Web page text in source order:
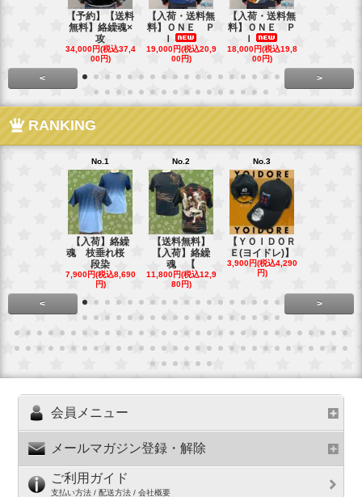
【予約】【送料
無料】絡繰魂×
攻
34,000円(税込37,4
00円)
【入荷・送料無
料】ＯＮＥ Ｐ
Ｉ
19,000円(税込20,9
00円)
【入荷・送料無
料】ＯＮＥ Ｐ
Ｉ
18,000円(税込19,8
00円)
< >
RANKING
No.1
【入荷】絡繰
魂 枝垂れ桜
段染
7,900円(税込8,690
円)
No.2
【送料無料】
【入荷】絡繰
魂 【
11,800円(税込12,9
80円)
No.3
【ＹＯＩＤＯＲ
Ｅ(ヨイドレ)】
3,900円(税込4,290
円)
< >
会員メニュー
メールマガジン登録・解除
ご利用ガイド
支払い方法 / 配送方法 / 会社概要